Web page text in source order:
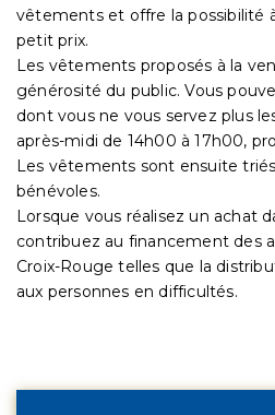
vêtements et offre la possibilité
petit prix.
Les vêtements proposés à la
générosité du public. Vous
dont vous ne vous servez plus
après-midi de 14h00 à 17h00,
Les vêtements sont ensuite
bénévoles.
Lorsque vous réalisez un achat
contribuez au financement des
Croix-Rouge telles que la
aux personnes en difficultés.